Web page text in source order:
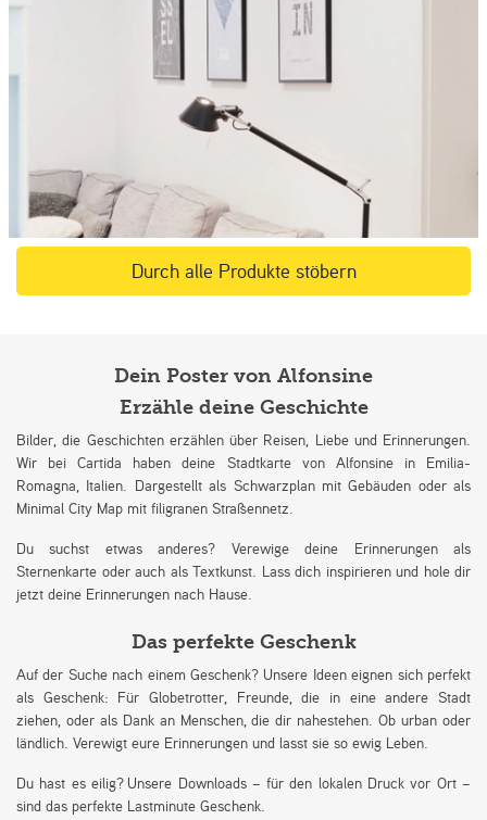
Durch alle Produkte stöbern
Dein Poster von Alfonsine
Erzähle deine Geschichte
Bilder, die Geschichten erzählen über Reisen, Liebe und Erinnerungen.
Wir bei Cartida haben deine Stadtkarte von Alfonsine in Emilia-
Romagna, Italien. Dargestellt als Schwarzplan mit Gebäuden oder als
Minimal City Map mit filigranen Straßennetz.
Du suchst etwas anderes? Verewige deine Erinnerungen als
Sternenkarte oder auch als Textkunst. Lass dich inspirieren und hole dir
jetzt deine Erinnerungen nach Hause.
Das perfekte Geschenk
Auf der Suche nach einem Geschenk? Unsere Ideen eignen sich perfekt
als Geschenk: Für Globetrotter, Freunde, die in eine andere Stadt
ziehen, oder als Dank an Menschen, die dir nahestehen. Ob urban oder
ländlich. Verewigt eure Erinnerungen und lasst sie so ewig Leben.
Du hast es eilig? Unsere Downloads – für den lokalen Druck vor Ort –
sind das perfekte Lastminute Geschenk.